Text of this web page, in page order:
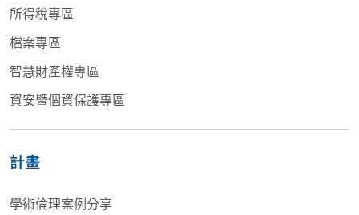
所得稅專區
檔案專區
智慧財產權專區
資安暨個資保護專區
計畫
學術倫理案例分享